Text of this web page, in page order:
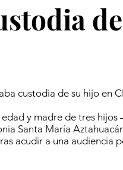
custodia de su hijo en
edad y madre de tres
Santa María
acudir a una audiencia